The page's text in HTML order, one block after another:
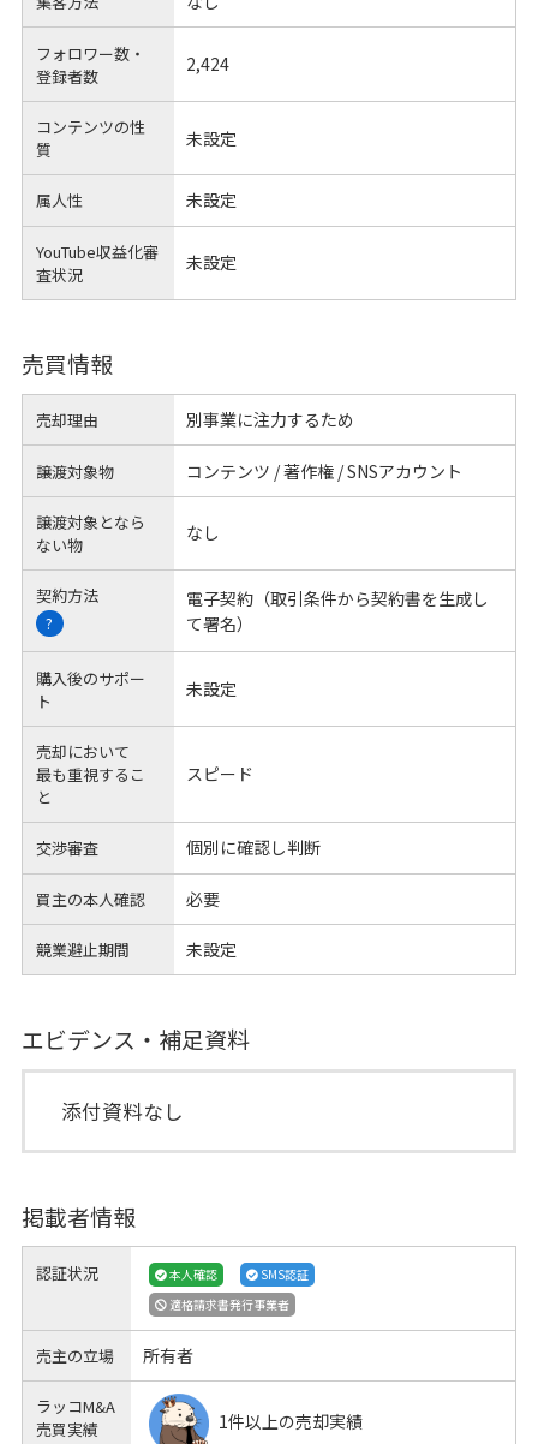
フォロワー数・
登録者数
2,424
コンテンツの性
質
未設定
属人性 未設定
YouTube収益化審
査状況
未設定
売買情報
売却理由 別事業に注力するため
譲渡対象物 コンテンツ / 著作権 / SNSアカウント
譲渡対象となら
ない物
なし
契約方法
?
電子契約（取引条件から契約書を生成し
て署名）
購入後のサポー
ト
未設定
売却において
最も重視するこ
と
スピード
交渉審査 個別に確認し判断
買主の本人確認 必要
競業避止期間 未設定
エビデンス・補足資料
添付資料なし
掲載者情報
認証状況 本人確認
SMS認証
適格請求書発行事業者
売主の立場 所有者
ラッコM&A
売買実績
1件以上の売却実績